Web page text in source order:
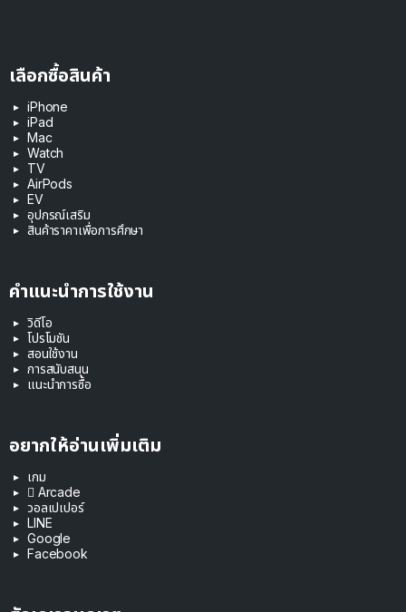
เลือกซื้อสินค้า
iPhone
iPad
Mac
Watch
TV
AirPods
EV
อุปกรณ์เสริม
สินค้าราคาเพื่อการศึกษา
คำแนะนำการใช้งาน
วิดีโอ
โปรโมชัน
สอนใช้งาน
การสนับสนุน
แนะนำการซื้อ
อยากให้อ่านเพิ่มเติม
เกม
 Arcade
วอลเปเปอร์
LINE
Google
Facebook